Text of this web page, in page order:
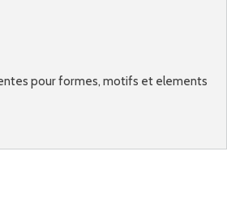
pour formes, motifs et elements